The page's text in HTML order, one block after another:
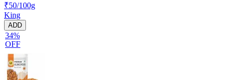
₹50/100g
King
ADD
34%
OFF